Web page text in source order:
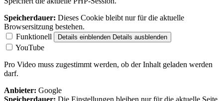
Speicherdauer: Dieses Cookie bleibt nur für die aktuelle
Browsersitzung bestehen.
Funktionell
Details einblenden Details ausblenden
YouTube
Pro Video muss zugestimmt werden, ob der Inhalt geladen werden
darf.
Anbieter: Google
Speicherdauer: Die Einstellungen bleiben nur für die aktuelle Seite